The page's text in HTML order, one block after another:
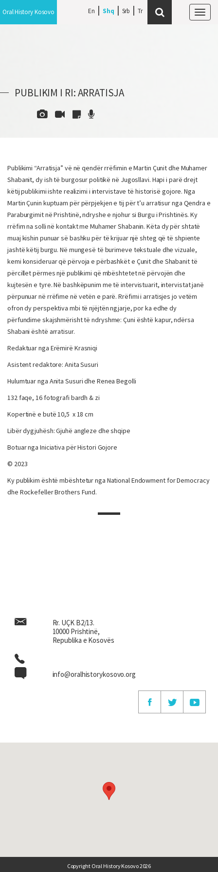
En Shq Srb
Oral History Kosovo
PUBLIKIM I RI: ARRATISJA
Publikimi “Arratisja” vë në qendër rrëfimin e Martin Çunit dhe Muhamer
Shabanit, dy ish të burgosur politikë në Jugosllavi. Hapi i parë drejt
këtij publikimi ishte realizimi i intervistave të historisë gojore. Nga
Martin Çunin kuptuam për përpjekjen e tij për t’u arratisur nga Qendra e
Paraburgimit në Prishtinë, ndryshe e njohur si Burgu i Prishtinës. Ky
rrëfim na solli në kontakt me Muhamer Shabanin. Këta dy për shtatë
muaj kishin punuar së bashku për të krijuar një shteg që të shpiente
jashtë këtij burgu. Në mungesë të burimeve tekstuale dhe vizuale,
kemi konsideruar që përvoja e përbashkët e Çunit dhe Shabanit të
përcillet përmes një publikimi që mbështetet në përvojën dhe
kujtesën e tyre. Në bashkëpunim me të intervistuarit, intervistat janë
përpunuar në rrëfime në vetën e parë. Rrëfimi i arratisjes jo vetëm
ofron dy perspektiva mbi të njëjtën ngjarje, por ka edhe dy
përfundime skajshmërisht të ndryshme: Çuni është kapur, ndërsa
Shabani është arratisur.
Redaktuar nga Erëmirë Krasniqi
Asistent redaktore: Anita Susuri
Hulumtuar nga Anita Susuri dhe Renea Begolli
132 faqe, 16 fotografi bardh & zi
Kopertinë e butë 10,5 x 18 cm
Libër dygjuhësh: Gjuhë angleze dhe shqipe
Botuar nga Iniciativa për Histori Gojore
© 2023
Ky publikim është mbështetur nga National Endowment for Democracy
dhe Rockefeller Brothers Fund.
Rr. UÇK B2/13.
10000 Prishtinë,
Republika e Kosovës
info@oralhistorykosovo.org
Copyright Oral History Kosovo 2026